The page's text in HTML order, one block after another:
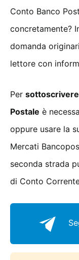
Conto Banco
concretamente?
domanda
lettore con
Per sottoscrivere
Postale è
oppure usare la
Mercati
seconda strada
di Conto